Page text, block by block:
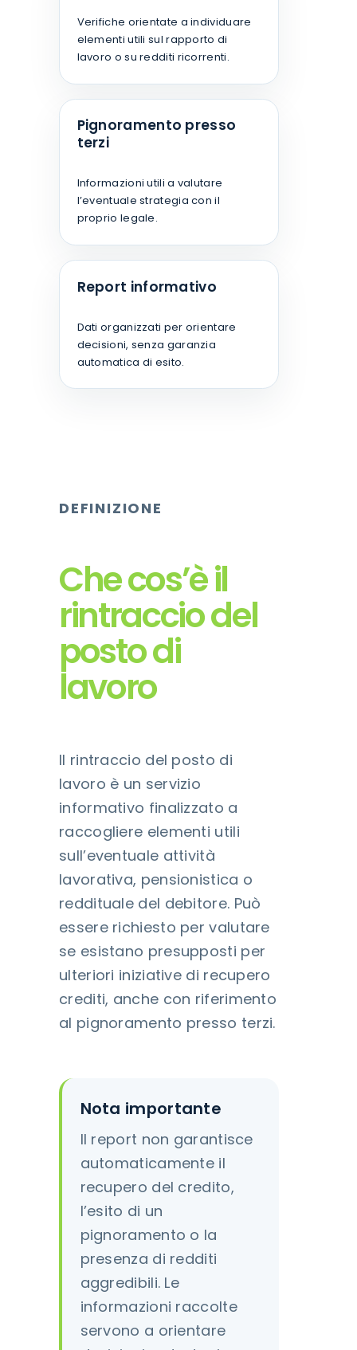
Verifiche orientate a individuare
elementi utili sul rapporto di
lavoro o su redditi ricorrenti.
Pignoramento presso
terzi
Informazioni utili a valutare
l’eventuale strategia con il
proprio legale.
Report informativo
Dati organizzati per orientare
decisioni, senza garanzia
automatica di esito.
DEFINIZIONE
Che cos’è il
rintraccio del
posto di
lavoro
Il rintraccio del posto di
lavoro è un servizio
informativo finalizzato a
raccogliere elementi utili
sull’eventuale attività
lavorativa, pensionistica o
reddituale del debitore. Può
essere richiesto per valutare
se esistano presupposti per
ulteriori iniziative di recupero
crediti, anche con riferimento
al pignoramento presso terzi.
Nota importante
Il report non garantisce
automaticamente il
recupero del credito,
l’esito di un
pignoramento o la
presenza di redditi
aggredibili. Le
informazioni raccolte
servono a orientare